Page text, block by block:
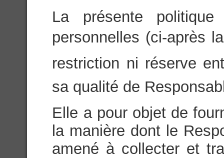
La présente
personnelles (ci-après
restriction ni réserve
sa qualité de
Elle a pour objet de
la manière dont le
amené à collecter et